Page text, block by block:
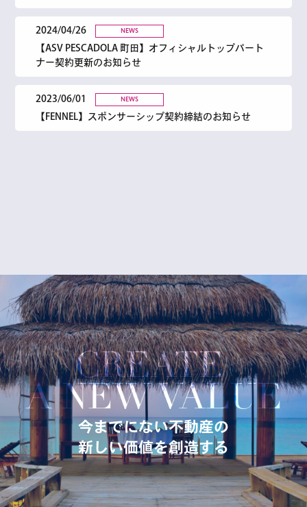
2024/04/26 NEWS
【ASV PESCADOLA 町田】オフィシャルトップパート
ナー契約更新のお知らせ
2023/06/01 NEWS
【FENNEL】スポンサーシップ契約締結のお知らせ